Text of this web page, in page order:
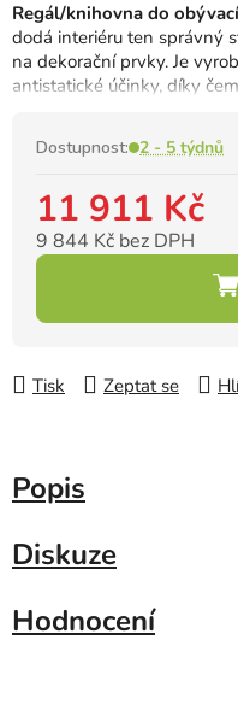
Regál/knihovna do
dodá interiéru ten správný
na dekorační prvky. Je
antistatické účinky, díky
Dostupnost: 2 - 5 týdnů
11 911 Kč
9 844 Kč bez DPH
Tisk Zeptat se
Popis
Diskuze
Hodnocení